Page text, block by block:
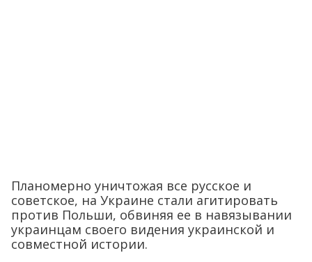
Планомерно уничтожая все русское и
советское, на Украине стали агитировать
против Польши, обвиняя ее в навязывании
украинцам своего видения украинской и
совместной истории.